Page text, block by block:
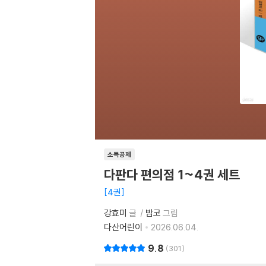
소득공제
다판다 편의점 1~4권 세트
4권
강효미 글 밤코 그림
다산어린이
2026.06.04.
9.8 301